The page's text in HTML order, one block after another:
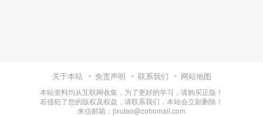
关于本站 免责声明 联系我们 网站地图
本站资料均从互联网收集，为了更好的学习，请购买正版！
若侵犯了您的版权及权益，请联系我们，本站会立刻删除！
来信邮箱：jixutao@zohomail.com